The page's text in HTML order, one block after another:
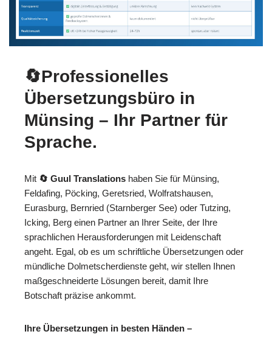
🔄Professionelles
Übersetzungsbüro in
Münsing – Ihr Partner für
Sprache.
Mit 🔄 Guul Translations haben Sie für Münsing,
Feldafing, Pöcking, Geretsried, Wolfratshausen,
Eurasburg, Bernried (Starnberger See) oder Tutzing,
Icking, Berg einen Partner an Ihrer Seite, der Ihre
sprachlichen Herausforderungen mit Leidenschaft
angeht. Egal, ob es um schriftliche Übersetzungen oder
mündliche Dolmetscherdienste geht, wir stellen Ihnen
maßgeschneiderte Lösungen bereit, damit Ihre
Botschaft präzise ankommt.
Ihre Übersetzungen in besten Händen –